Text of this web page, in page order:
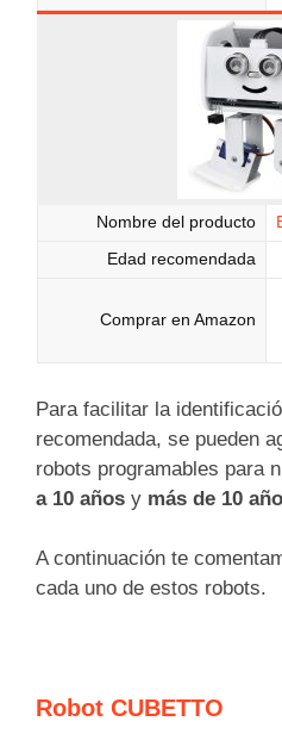
Nombre del producto
Edad recomendada
Comprar en Amazon
Para facilitar la
recomendada, se pueden
robots programables para
a 10 años y más de 10
A continuación te
cada uno de estos robots.
Robot CUBETTO